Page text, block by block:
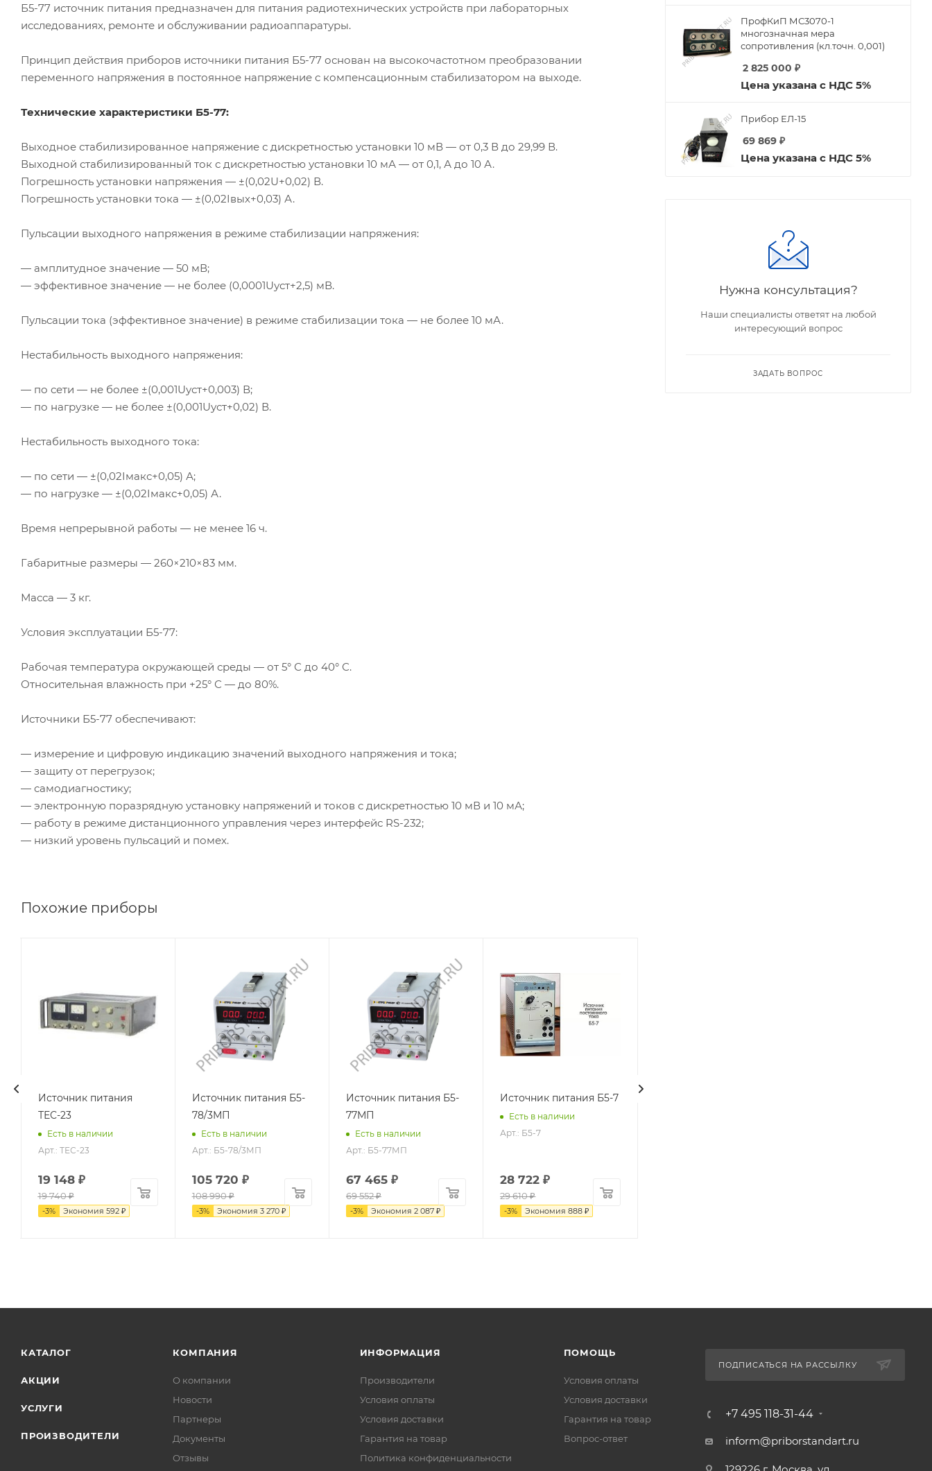
Б5-77 источник питания предназначен для питания радиотехнических устройств при лабораторных
исследованиях, ремонте и обслуживании радиоаппаратуры.
Принцип действия приборов источники питания Б5-77 основан на высокочастотном преобразовании
переменного напряжения в постоянное напряжение с компенсационным стабилизатором на выходе.
Технические характеристики Б5-77:
Выходное стабилизированное напряжение с дискретностью установки 10 мВ — от 0,3 В до 29,99 В.
Выходной стабилизированный ток с дискретностью установки 10 мА — от 0,1, А до 10 А.
Погрешность установки напряжения — ±(0,02U+0,02) В.
Погрешность установки тока — ±(0,02Iвых+0,03) А.
Пульсации выходного напряжения в режиме стабилизации напряжения:
— амплитудное значение — 50 мВ;
— эффективное значение — не более (0,0001Uуст+2,5) мВ.
Пульсации тока (эффективное значение) в режиме стабилизации тока — не более 10 мА.
Нестабильность выходного напряжения:
— по сети — не более ±(0,001Uуст+0,003) В;
— по нагрузке — не более ±(0,001Uуст+0,02) В.
Нестабильность выходного тока:
— по сети — ±(0,02Iмакс+0,05) А;
— по нагрузке — ±(0,02Iмакс+0,05) А.
Время непрерывной работы — не менее 16 ч.
Габаритные размеры — 260×210×83 мм.
Масса — 3 кг.
Условия эксплуатации Б5-77:
Рабочая температура окружающей среды — от 5° С до 40° С.
Относительная влажность при +25° С — до 80%.
Источники Б5-77 обеспечивают:
— измерение и цифровую индикацию значений выходного напряжения и тока;
— защиту от перегрузок;
— самодиагностику;
— электронную поразрядную установку напряжений и токов с дискретностью 10 мВ и 10 мА;
— работу в режиме дистанционного управления через интерфейс RS-232;
— низкий уровень пульсаций и помех.
Похожие приборы
Источник питания
ТЕС-23
Есть в наличии
Арт.: ТЕС-23
19 148₽
19 740₽
-3% Экономия 592₽
Источник питания Б5-
78/3МП
Есть в наличии
Арт.: Б5-78/3МП
105 720 ₽
108 990₽
-3% Экономия 3 270₽
Источник питания Б5-
77МП
Есть в наличии
Арт.: Б5-77МП
67 465 ₽
69 552₽
-3% Экономия 2 087 ₽
Источник питания Б5-7
Есть в наличии
Арт.: Б5-7
28 722 ₽
29 610₽
-3% Экономия 888 ₽
ПрофКиП МС3070-1
многозначная мера
сопротивления (кл.точн. 0,001)
2 825 000 ₽
Цена указана с НДС 5%
Прибор ЕЛ-15
69 869 ₽
Цена указана с НДС 5%
Нужна консультация?
Наши специалисты ответят на любой
интересующий вопрос
ЗАДАТЬ ВОПРОС
КАТАЛОГ
АКЦИИ
УСЛУГИ
ПРОИЗВОДИТЕЛИ
КОМПАНИЯ
О компании
Новости
Партнеры
Документы
Отзывы
ИНФОРМАЦИЯ
Производители
Условия оплаты
Условия доставки
Гарантия на товар
Политика конфиденциальности
ПОМОЩЬ
Условия оплаты
Условия доставки
Гарантия на товар
Вопрос-ответ
ПОДПИСАТЬСЯ НА РАССЫЛКУ
+7 495 118-31-44
inform@priborstandart.ru